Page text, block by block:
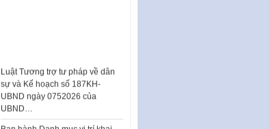
sự và Kế hoạch số 187KH-
UBND ngày 0752026 của
UBND…
Ban hành Danh mục vị trí khai